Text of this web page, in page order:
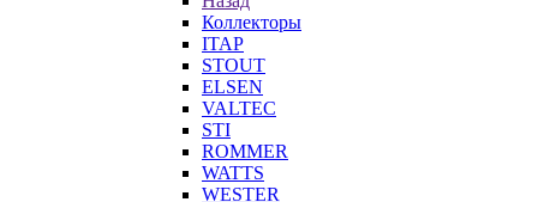
Коллекторы
ITAP
STOUT
ELSEN
VALTEC
STI
ROMMER
WATTS
WESTER